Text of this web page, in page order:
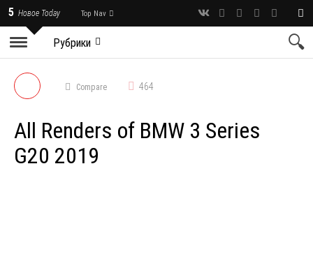
5 Новое Today Top Nav
Рубрики
Compare 464
All Renders of BMW 3 Series
G20 2019